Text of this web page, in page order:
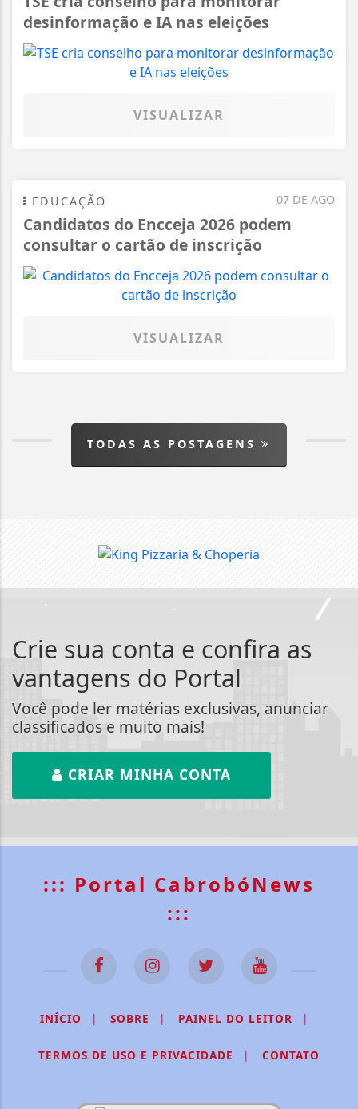
desinformação e IA nas eleições
VISUALIZAR
07 DE AGO
EDUCAÇÃO
Candidatos do Encceja 2026 podem
consultar o cartão de inscrição
VISUALIZAR
TODAS AS POSTAGENS
Crie sua conta e confira as
vantagens do Portal
Você pode ler matérias exclusivas, anunciar
classificados e muito mais!
CRIAR MINHA CONTA
::: Portal CabrobóNews
:::
INÍCIO | SOBRE | PAINEL DO LEITOR |
TERMOS DE USO E PRIVACIDADE | CONTATO